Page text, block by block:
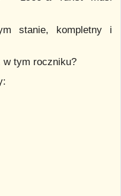
stanie, kompletny i
w tym roczniku?